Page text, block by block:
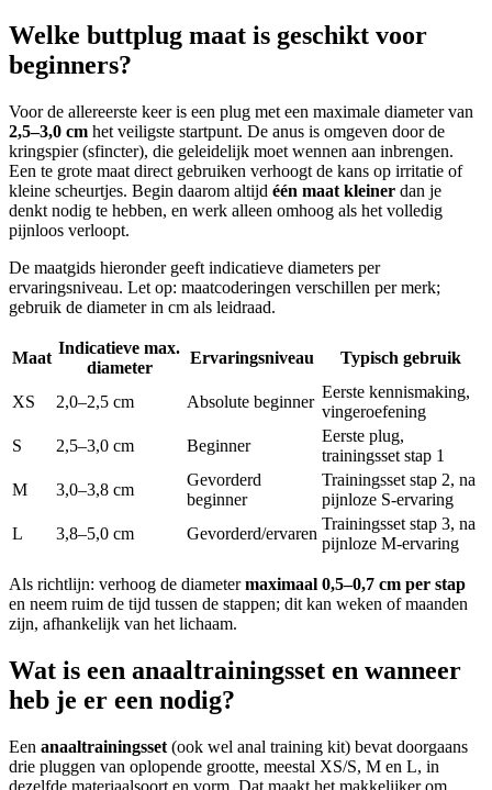
Welke buttplug maat is geschikt voor
beginners?
Voor de allereerste keer is een plug met een maximale diameter van
2,5–3,0 cm het veiligste startpunt. De anus is omgeven door de
kringspier (sfincter), die geleidelijk moet wennen aan inbrengen.
Een te grote maat direct gebruiken verhoogt de kans op irritatie of
kleine scheurtjes. Begin daarom altijd één maat kleiner dan je
denkt nodig te hebben, en werk alleen omhoog als het volledig
pijnloos verloopt.
De maatgids hieronder geeft indicatieve diameters per
ervaringsniveau. Let op: maatcoderingen verschillen per merk;
gebruik de diameter in cm als leidraad.
Maat
Indicatieve max.
diameter
Ervaringsniveau Typisch gebruik
XS 2,0–2,5 cm Absolute beginner
Eerste kennismaking,
vingeroefening
S
2,5–3,0 cm Beginner
Eerste plug,
trainingsset stap 1
M
3,0–3,8 cm
Gevorderd
beginner
Trainingsset stap 2, na
pijnloze S-ervaring
L
3,8–5,0 cm Gevorderd/ervaren
Trainingsset stap 3, na
pijnloze M-ervaring
Als richtlijn: verhoog de diametermaximaal 0,5–0,7 cm per stap
en neem ruim de tijd tussen de stappen; dit kan weken of maanden
zijn, afhankelijk van het lichaam.
Wat is een anaaltrainingsset en wanneer
heb je er een nodig?
Een anaaltrainingsset (ook wel anal training kit) bevat doorgaans
drie pluggen van oplopende grootte, meestal XS/S, M en L, in
dezelfde materiaalsoort en vorm. Dat maakt het makkelijker om